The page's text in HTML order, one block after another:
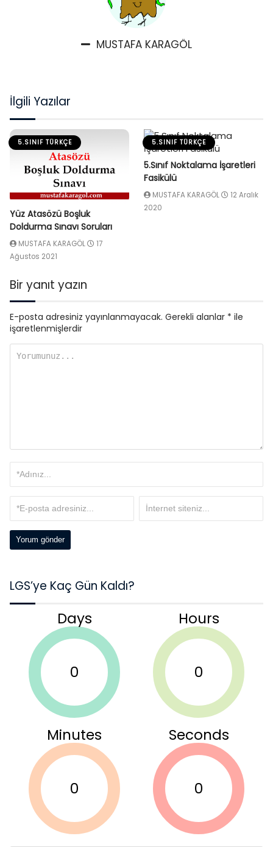
MUSTAFA KARAGÖL
İlgili Yazılar
5.SINIF TÜRKÇE
Yüz Atasözü Boşluk
Doldurma Sınavı Soruları
MUSTAFA KARAGÖL
17
Ağustos 2021
5.SINIF TÜRKÇE
5.Sınıf Noktalama İşaretleri
Fasikülü
MUSTAFA KARAGÖL
12 Aralık
2020
Bir yanıt yazın
E-posta adresiniz yayınlanmayacak. Gerekli alanlar * ile
işaretlenmişlerdir
LGS’ye Kaç Gün Kaldı?
Days
0
Hours
0
Minutes
0
Seconds
0